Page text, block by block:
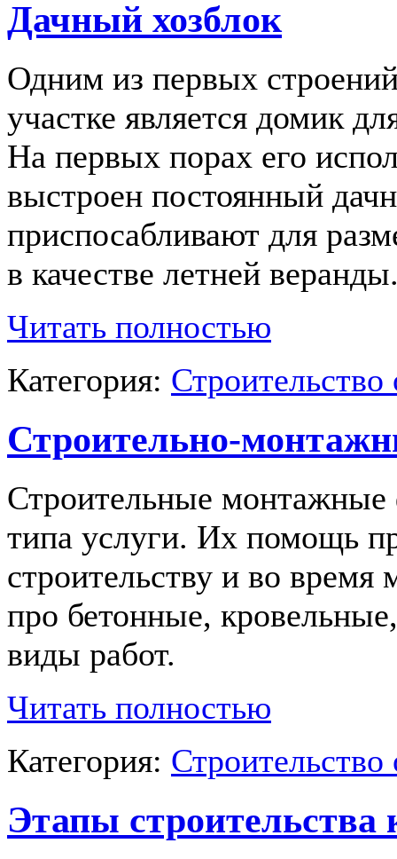
Дачный хозблок
Одним из первых
участке является домик
На первых порах его
выстроен постоянный
приспосабливают для
в качестве летней
Читать полностью
Категория: Строительство
Строительно-
Строительные монтажные
типа услуги. Их помощь
строительству и во
про бетонные,
виды работ.
Читать полностью
Категория: Строительство
Этапы